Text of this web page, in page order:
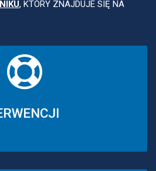
, KTÓRY ZNAJDUJE SIĘ NA